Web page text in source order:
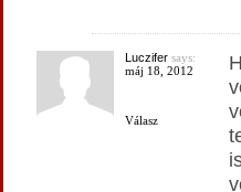
Luczifersays:
máj 18, 2012
Válasz